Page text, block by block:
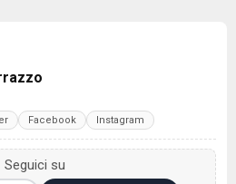
Facebook Instagram
Seguici su